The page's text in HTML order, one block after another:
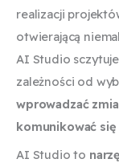
realizacji
otwierającą
AI Studio
zależności od
wprowadzać
komunikować
AI Studio to